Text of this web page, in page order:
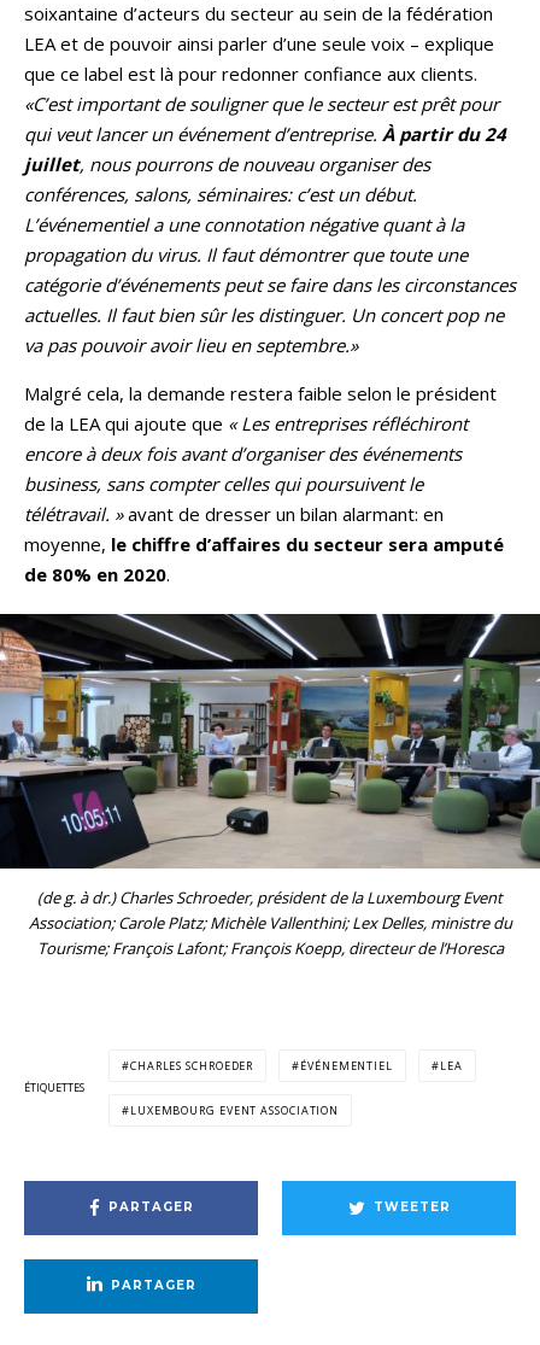
soixantaine d’acteurs du secteur au sein de la fédération
LEA et de pouvoir ainsi parler d’une seule voix – explique
que ce label est là pour redonner confiance aux clients.
«C’est important de souligner que le secteur est prêt pour
qui veut lancer un événement d’entreprise. À partir du 24
juillet, nous pourrons de nouveau organiser des
conférences, salons, séminaires: c’est un début.
L’événementiel a une connotation négative quant à la
propagation du virus. Il faut démontrer que toute une
catégorie d’événements peut se faire dans les circonstances
actuelles. Il faut bien sûr les distinguer. Un concert pop ne
va pas pouvoir avoir lieu en septembre.»
Malgré cela, la demande restera faible selon le président
de la LEA qui ajoute que « Les entreprises réfléchiront
encore à deux fois avant d’organiser des événements
business, sans compter celles qui poursuivent le
télétravail. »avant de dresser un bilan alarmant: en
moyenne, le chiffre d’affaires du secteur sera amputé
de 80% en 2020.
(de g. à dr.) Charles Schroeder, président de la Luxembourg Event
Association; Carole Platz; Michèle Vallenthini; Lex Delles, ministre du
Tourisme; François Lafont; François Koepp, directeur de l’Horesca
ÉTIQUETTES
CHARLES SCHROEDER ÉVÉNEMENTIEL LEA
LUXEMBOURG EVENT ASSOCIATION
PARTAGER TWEETER
PARTAGER